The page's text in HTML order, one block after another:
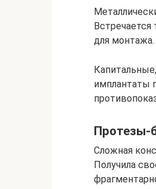
для монтажа.
имплантаты
Протезы-
Сложная
Получила